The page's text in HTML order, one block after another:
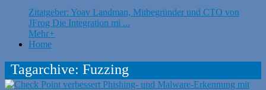
Zitatgeber: Yoav Landman, Mitbegründer und CTO von
JFrog Die Integration mi ...
Mehr+
Home
Tagarchive: Fuzzing